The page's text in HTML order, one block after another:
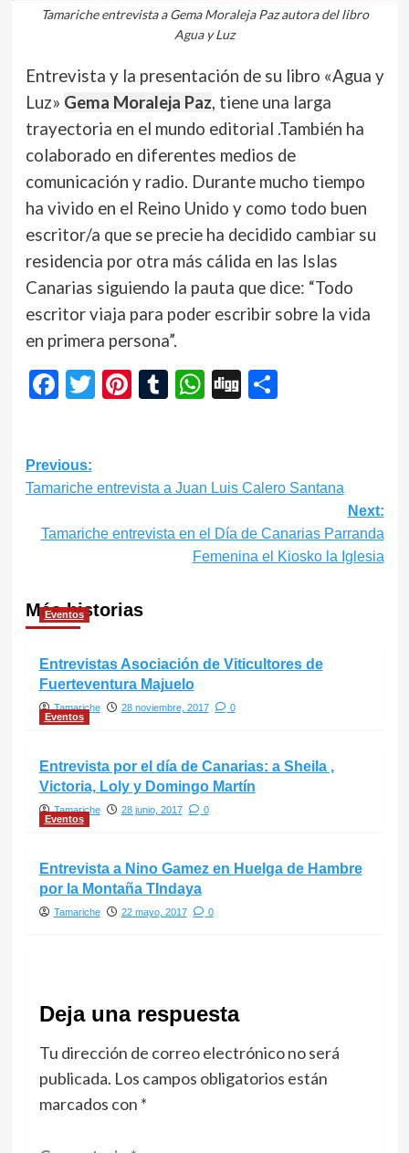
Tamariche entrevista a Gema Moraleja Paz autora del libro
Agua y Luz
Entrevista y la presentación de su libro «Agua y
Luz» Gema Moraleja Paz, tiene una larga
trayectoria en el mundo editorial .También ha
colaborado en diferentes medios de
comunicación y radio. Durante mucho tiempo
ha vivido en el Reino Unido y como todo buen
escritor/a que se precie ha decidido cambiar su
residencia por otra más cálida en las Islas
Canarias siguiendo la pauta que dice: “Todo
escritor viaja para poder escribir sobre la vida
en primera persona”.
Facebook
Twitter
Pinterest
Tumblr
WhatsApp
DiggCompartir
Navegación
de
entradas
Previous:
Tamariche entrevista a Juan Luis Calero Santana
Next:
Tamariche entrevista en el Día de Canarias Parranda
Femenina el Kiosko la Iglesia
Más historias
Eventos
Entrevistas Asociación de Viticultores de
Fuerteventura Majuelo
Tamariche 28 noviembre, 2017
0
Eventos
Entrevista por el día de Canarias: a Sheila ,
Victoria, Loly y Domingo Martín
Tamariche 28 junio, 2017
0
Eventos
Entrevista a Nino Gamez en Huelga de Hambre
por la Montaña TIndaya
Tamariche 22 mayo, 2017 0
Deja una respuesta
Tu dirección de correo electrónico no será
publicada. Los campos obligatorios están
marcados con *